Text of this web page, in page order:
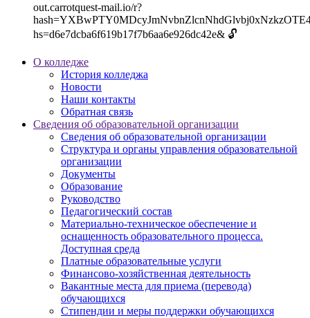
out.carrotquest-mail.io/r?
hs=d6e7dcba6f619b17f7b6aa6e926dc42e& 🔓
О колледже
История колледжа
Новости
Наши контакты
Обратная связь
Сведения об образовательной организации
Сведения об образовательной организации
Структура и органы управления образовательной
организации
Документы
Образование
Руководство
Педагогический состав
Материально-техническое обеспечение и
оснащенность образовательного процесса.
Доступная среда
Платные образовательные услуги
Финансово-хозяйственная деятельность
Вакантные места для приема (перевода)
обучающихся
Стипендии и меры поддержки обучающихся